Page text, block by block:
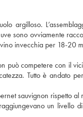
argilloso.
sono ovviamente
invecchia per 18-20
può competere con il
Tutto è andato
sauvignon rispetto
un livello